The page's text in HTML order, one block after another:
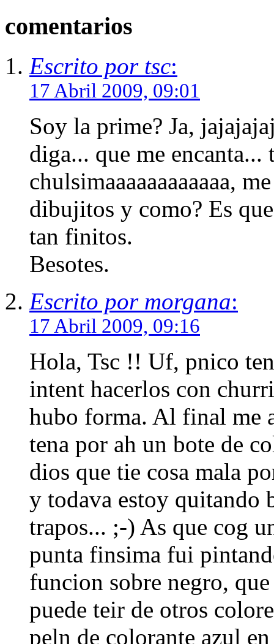
comentarios
Escrito por tsc:
17 Abril 2009, 09:01
Soy la prime? Ja,
diga... que me encanta...
chulsimaaaaaaaaaaaa,
dibujitos y como? Es
tan finitos.
Besotes.
Escrito por morgana:
17 Abril 2009, 09:16
Hola, Tsc !! Uf, pnico
intent hacerlos con
hubo forma. Al final me
tena por ah un bote de
dios que tie cosa mala
y todava estoy quitando
trapos... ;-) As que cog
punta finsima fui
funcion sobre negro,
puede teir de otros
peln de colorante azul